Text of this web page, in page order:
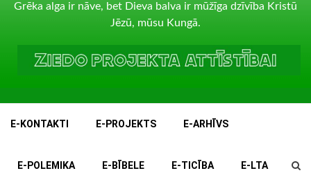
Grēka alga ir nāve, bet Dieva balva ir mūžīga dzīvība Kristū
Jēzū, mūsu Kungā.
E-KONTAKTI E-PROJEKTS E-ARHĪVS
E-POLEMIKA E-BĪBELE E-TICĪBA E-LTA